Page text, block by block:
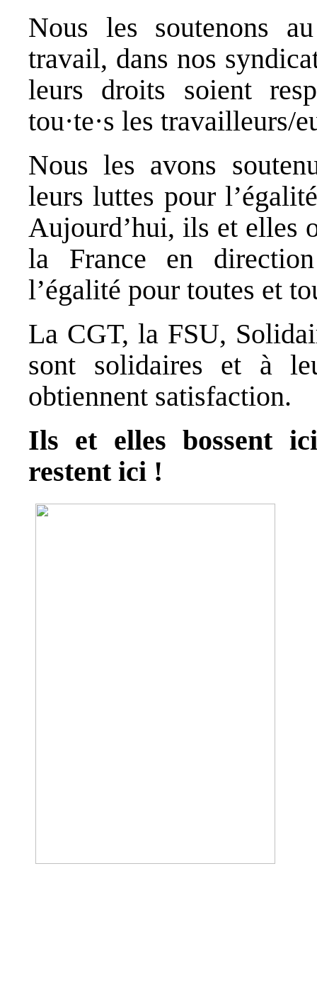
Nous les soutenons
travail, dans nos
leurs droits soient
tou·te·s les travailleurs/
Nous les avons
leurs luttes pour
Aujourd’hui, ils et elles
la France en
l’égalité pour toutes et
La CGT, la FSU,
sont solidaires et à
obtiennent satisfaction.
Ils et elles bossent
restent ici !